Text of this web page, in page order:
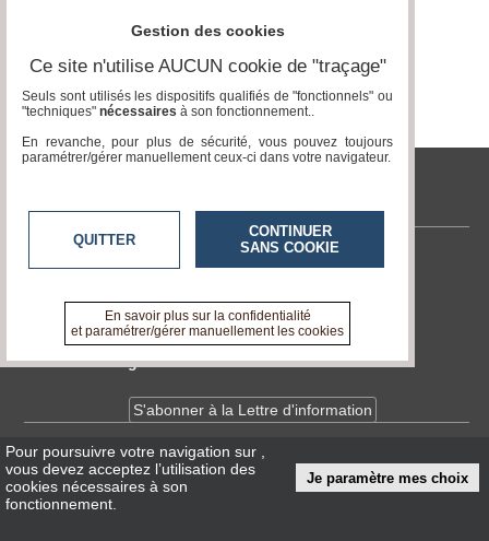
tvlocale.fr
Contactez-nous
A propos de tvlocale.fr
Devenir délégué
S'abonner à la Lettre d'information
InfosCNIL/RGPD
Conditions Générales d'Utilisation
Pour poursuivre votre navigation sur
vous devez acceptez l’utilisation des
cookies nécessaires à son
fonctionnement.
Je paramètre mes choix
Gestion des cookies
Ce site n'utilise AUCUN cookie de "traçage"
Seuls sont utilisés les dispositifs qualifiés de "fonctionnels" ou
"techniques" nécessaires à son fonctionnement..
En revanche, pour plus de sécurité, vous pouvez toujours
paramétrer/gérer manuellement ceux-ci dans votre navigateur.
QUITTER
CONTINUER
SANS COOKIE
En savoir plus sur la confidentialité
et paramétrer/gérer manuellement les cookies